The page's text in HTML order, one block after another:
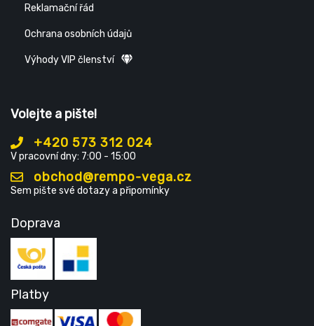
Reklamační řád
Ochrana osobních údajů
Výhody VIP členství
Volejte a pište!
+420 573 312 024
V pracovní dny: 7:00 - 15:00
obchod@rempo-vega.cz
Sem pište své dotazy a připomínky
Doprava
Platby